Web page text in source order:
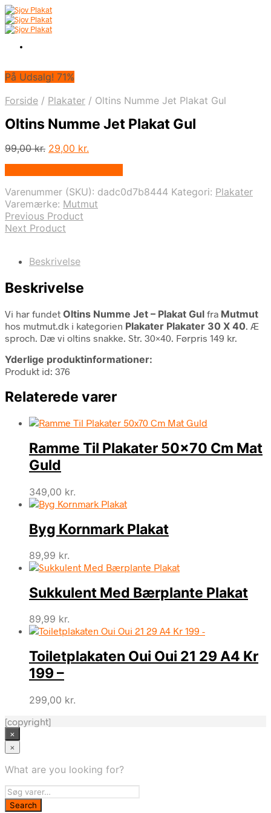
På Udsalg! 71%
Forside / Plakater / Oltins Numme Jet Plakat Gul
Oltins Numme Jet Plakat Gul
99,00kr. Den
99,00 kr..
29,00 kr.
29,00 kr..
Varenummer (SKU): dadc0d7b8444 Kategori: Plakater
Varemærke: Mutmut
Previous Product
Next Product
Beskrivelse
Beskrivelse
Vi har fundet Oltins Numme Jet – Plakat Gul fra Mutmut
hos mutmut.dk i kategorien Plakater Plakater 30 X 40. Æ
sproch. Dæ vi oltins snakke. Str. 30×40. Førpris 149 kr.
Yderlige produktinformationer:
Produkt id: 376
Relaterede varer
Ramme Til Plakater 50×70 Cm Mat
Guld
349,00 kr.
Byg Kornmark Plakat
89,99 kr.
Sukkulent Med Bærplante Plakat
89,99 kr.
Toiletplakaten Oui Oui 21 29 A4 Kr
199 –
299,00 kr.
[copyright]
×
×
What are you looking for?